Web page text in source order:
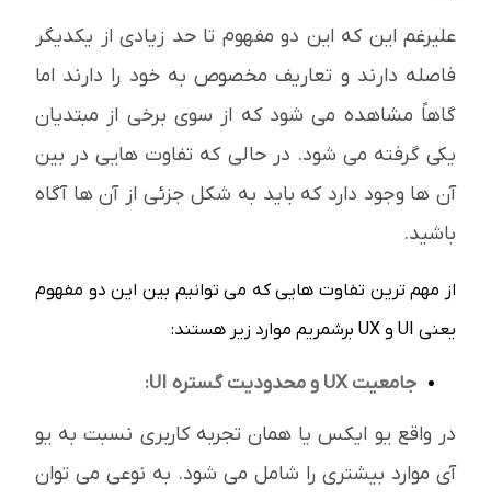
علیرغم این که این دو مفهوم تا حد زیادی از یکدیگر
فاصله دارند و تعاریف مخصوص به خود را دارند اما
گاهاً مشاهده می شود که از سوی برخی از مبتدیان
یکی گرفته می شود. در حالی که تفاوت هایی در بین
آن ها وجود دارد که باید به شکل جزئی از آن ها آگاه
باشید.
از مهم ترین تفاوت هایی که می توانیم بین این دو مفهوم
یعنی UI و UX برشمریم موارد زیر هستند:
جامعیت UX و محدودیت گستره UI:
در واقع یو ایکس یا همان تجربه کاربری نسبت به یو
آی موارد بیشتری را شامل می شود. به نوعی می توان